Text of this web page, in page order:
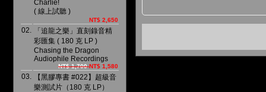
Charlie!
( 線上試聽 )
NT$ 2,650
02.
「追龍之樂」直刻錄音精
彩匯集 ( 180 克 LP )
Chasing the Dragon
Audiophile Recordings
NT$ 1,700NT$ 1,580
03.
【黑膠專書 #022】超級音
樂測試片（180 克 LP）